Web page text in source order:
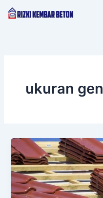
Lewati
ukuran